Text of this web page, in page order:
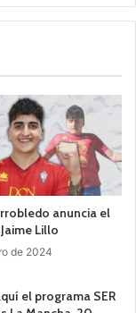
anuncia el
Lillo
de 2024
el programa SER